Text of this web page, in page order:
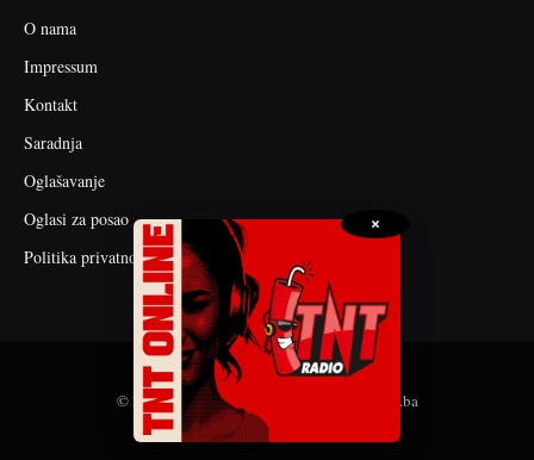
O nama
Impressum
Kontakt
Saradnja
Oglašavanje
Oglasi za posao
Politika privatnosti
© 2026 web dizajn i seo optimizacija by tnt.ba
×